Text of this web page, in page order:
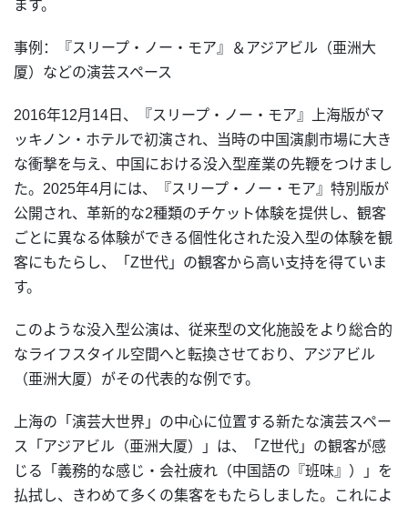
ます。
事例：『スリープ・ノー・モア』＆アジアビル（亜洲大
厦）などの演芸スペース
2016年12月14日、『スリープ・ノー・モア』上海版がマ
ッキノン・ホテルで初演され、当時の中国演劇市場に大き
な衝撃を与え、中国における没入型産業の先鞭をつけまし
た。2025年4月には、『スリープ・ノー・モア』特別版が
公開され、革新的な2種類のチケット体験を提供し、観客
ごとに異なる体験ができる個性化された没入型の体験を観
客にもたらし、「Z世代」の観客から高い支持を得ていま
す。
このような没入型公演は、従来型の文化施設をより総合的
なライフスタイル空間へと転換させており、アジアビル
（亜洲大厦）がその代表的な例です。
上海の「演芸大世界」の中心に位置する新たな演芸スペー
ス「アジアビル（亜洲大厦）」は、「Z世代」の観客が感
じる「義務的な感じ・会社疲れ（中国語の『班味』）」を
払拭し、きわめて多くの集客をもたらしました。これによ